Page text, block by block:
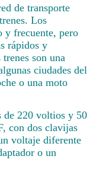
de transporte
Los
y frecuente, pero
rápidos y
son una
ciudades del
o una moto
de 220 voltios y 50
con dos clavijas
voltaje diferente
o un